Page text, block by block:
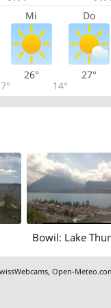
Mi Do
26°
14°
27°
,Open-